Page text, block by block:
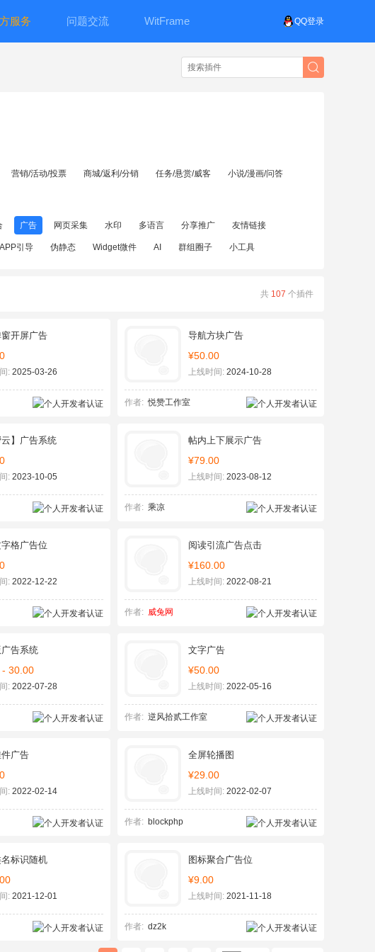
QQ登录
服务 问题交流 WitFrame
营销/活动/投票 商城/返利/分销 任务/悬赏/威客 小说/漫画/问答
广告 网页采集 水印 多语言 分享推广 友情链接
APP引导 伪静态 Widget微件 AI 群组圈子 小工具
共 107 个插件
开屏广告
: 2025-03-26
导航方块广告
¥50.00
上线时间:2024-10-28
作者: 悦赞工作室
云】广告系统
: 2023-10-05
帖内上下展示广告
¥79.00
上线时间:2023-08-12
作者: 乘凉
格广告位
: 2022-12-22
阅读引流广告点击
¥160.00
上线时间:2022-08-21
作者: 威兔网
告系统
30.00
: 2022-07-28
文字广告
¥50.00
上线时间:2022-05-16
作者: 逆风拾贰工作室
广告
: 2022-02-14
全屏轮播图
¥29.00
上线时间:2022-02-07
作者: blockphp
标识随机
: 2021-12-01
图标聚合广告位
¥9.00
上线时间:2021-11-18
作者: dz2k